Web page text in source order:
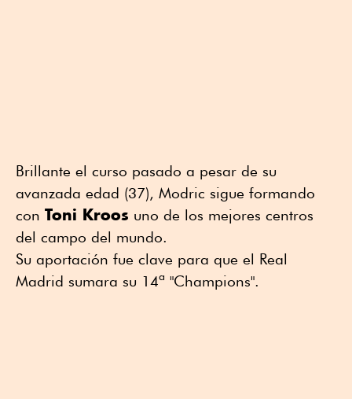
Brillante el curso pasado a pesar de su
avanzada edad (37), Modric sigue formando
con Toni Kroos uno de los mejores centros
del campo del mundo.
Su aportación fue clave para que el Real
Madrid sumara su 14ª "Champions".